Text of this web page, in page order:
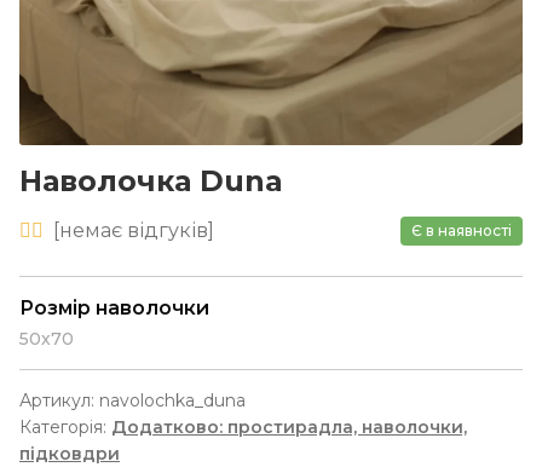
Наволочка Duna
[немаєвідгуків] Є в наявності
Розмір наволочки
50х70
Артикул: navolochka_duna
Категорія: Додатково: простирадла, наволочки,
підковдри